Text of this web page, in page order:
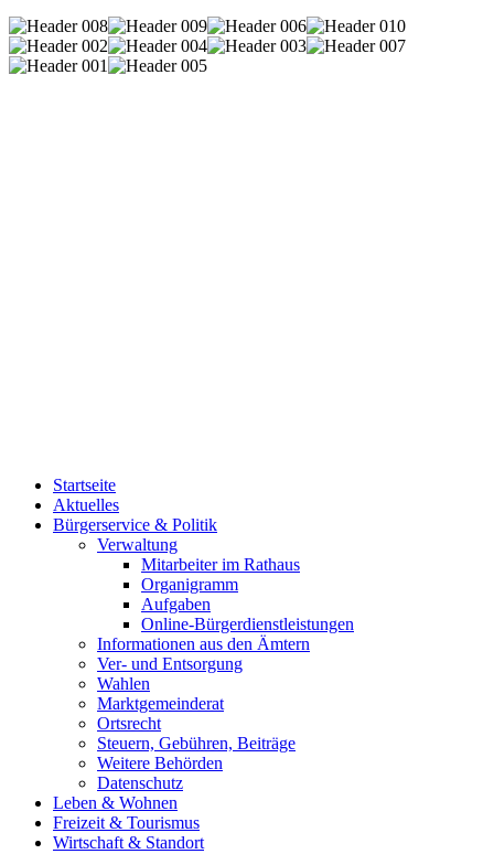
Startseite
Aktuelles
Bürgerservice & Politik
Verwaltung
Mitarbeiter im Rathaus
Organigramm
Aufgaben
Online-Bürgerdienstleistungen
Informationen aus den Ämtern
Ver- und Entsorgung
Wahlen
Marktgemeinderat
Ortsrecht
Steuern, Gebühren, Beiträge
Weitere Behörden
Datenschutz
Leben & Wohnen
Freizeit & Tourismus
Wirtschaft & Standort